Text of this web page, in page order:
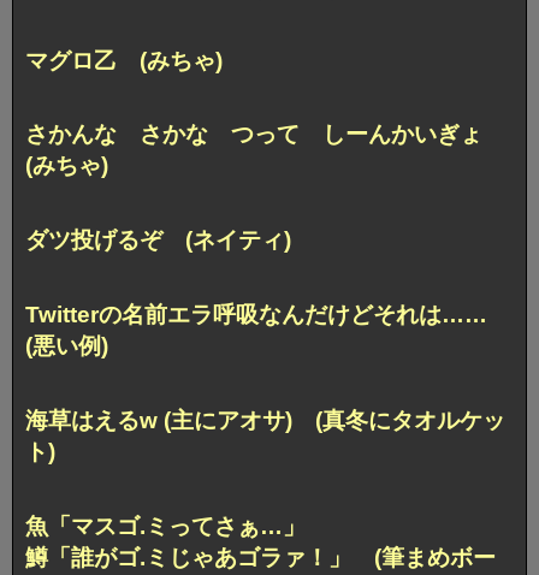
マグロ乙 (みちゃ)
さかんな さかな つって しーんかいぎょ
(みちゃ)
ダツ投げるぞ (ネイティ)
Twitterの名前エラ呼吸なんだけどそれは……
(悪い例)
海草はえるw (主にアオサ) (真冬にタオルケッ
ト)
魚「マスゴ.ミってさぁ…」
鱒「誰がゴ.ミじゃあゴラァ！」 (筆まめボー